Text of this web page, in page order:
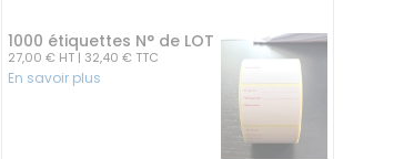
1000 étiquettes N° de LOT
27,00 € HT | 32,40 € TTC
En savoir plus